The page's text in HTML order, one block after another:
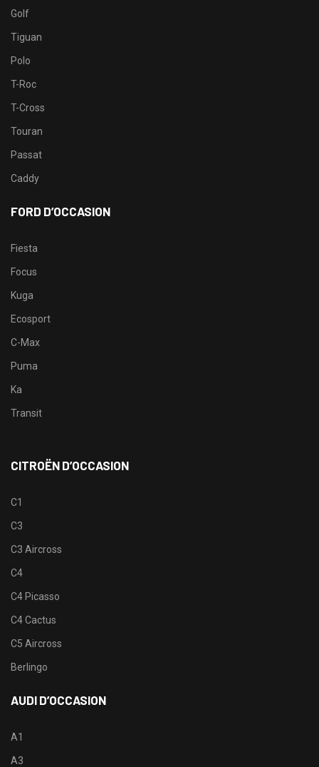
Golf
Tiguan
Polo
T-Roc
T-Cross
Touran
Passat
Caddy
FORD D’OCCASION
Fiesta
Focus
Kuga
Ecosport
C-Max
Puma
Ka
Transit
CITROËN D’OCCASION
C1
C3
C3 Aircross
C4
C4 Picasso
C4 Cactus
C5 Aircross
Berlingo
AUDI D’OCCASION
A1
A3